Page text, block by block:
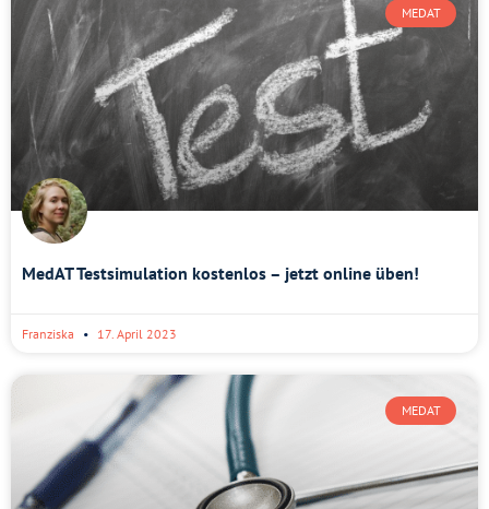
MEDAT
MedAT Testsimulation kostenlos – jetzt online üben!
Franziska 17. April 2023
MEDAT